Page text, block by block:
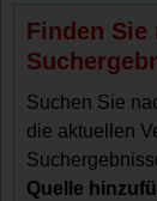
Finden
Suchen Sie
die aktuellen
Quelle